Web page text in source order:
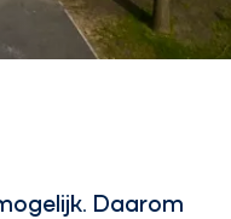
Daarom